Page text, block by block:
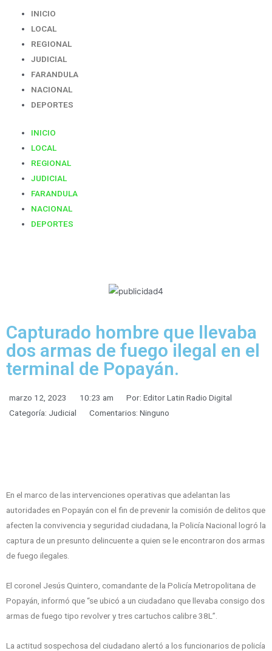
INICIO
LOCAL
REGIONAL
JUDICIAL
FARANDULA
NACIONAL
DEPORTES
INICIO
LOCAL
REGIONAL
JUDICIAL
FARANDULA
NACIONAL
DEPORTES
Capturado hombre que llevaba
dos armas de fuego ilegal en el
terminal de Popayán.
marzo 12, 2023 10:23 am Por: Editor Latin Radio Digital
Categoría: Judicial Comentarios: Ninguno
En el marco de las intervenciones operativas que adelantan las
autoridades en Popayán con el fin de prevenir la comisión de delitos que
afecten la convivencia y seguridad ciudadana, la Policía Nacional logró la
captura de un presunto delincuente a quien se le encontraron dos armas
de fuego ilegales.
El coronel Jesús Quintero, comandante de la Policía Metropolitana de
Popayán, informó que “se ubicó a un ciudadano que llevaba consigo dos
armas de fuego tipo revolver y tres cartuchos calibre 38L”.
La actitud sospechosa del ciudadano alertó a los funcionarios de policía